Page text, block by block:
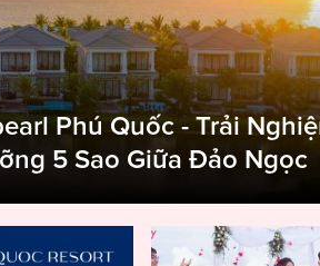
Phú Quốc - Trải
5 Sao Giữa Đảo Ngọc